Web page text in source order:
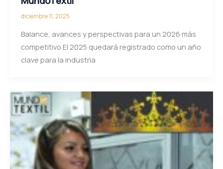
diciembre 11, 2025
Balance, avances y perspectivas para un 2026 más
competitivo El 2025 quedará registrado como un año
clave para la industria